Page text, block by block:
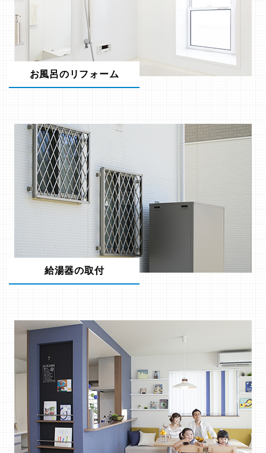
お風呂のリフォーム
給湯器の取付